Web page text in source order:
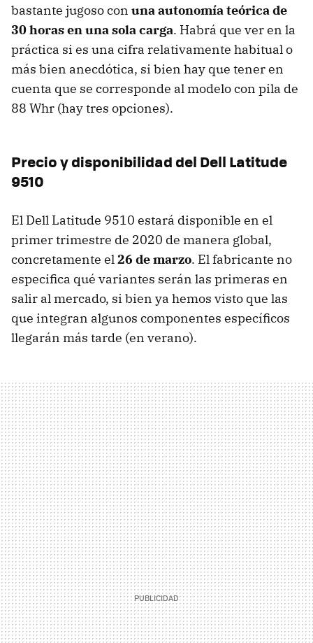
bastante jugoso con una autonomía teórica de
30 horas en una sola carga. Habrá que ver en la
práctica si es una cifra relativamente habitual o
más bien anecdótica, si bien hay que tener en
cuenta que se corresponde al modelo con pila de
88 Whr (hay tres opciones).
Precio y disponibilidad del Dell Latitude
9510
El Dell Latitude 9510 estará disponible en el
primer trimestre de 2020 de manera global,
concretamente el26 de marzo. El fabricante no
especifica qué variantes serán las primeras en
salir al mercado, si bien ya hemos visto que las
que integran algunos componentes específicos
llegarán más tarde (en verano).